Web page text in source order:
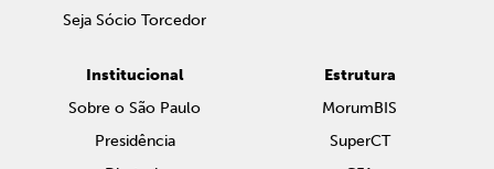
Seja Sócio Torcedor
Institucional
Sobre o São Paulo
Presidência
Estrutura
MorumBIS
SuperCT